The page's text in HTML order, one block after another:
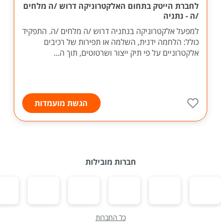
לחברת הייטק בתחום האלקטרוניקה דרוש /ה מלחים
/ה - נתניה
למפעל אלקטרוניקה בנתניה דרוש /ה מלחים /ה. התפקיד
כולל: הלחמה ידנית, השלמה או תפירות של רכיבים
אלקטרוניים על פי תיק ייצור ושרטוטים, תוך ה...
הגשת מועמדות
חברות מובילות
כל החברות